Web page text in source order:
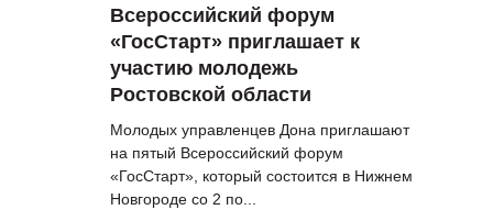
Всероссийский форум
«ГосСтарт» приглашает к
участию молодежь
Ростовской области
Молодых управленцев Дона приглашают
на пятый Всероссийский форум
«ГосСтарт», который состоится в Нижнем
Новгороде со 2 по...